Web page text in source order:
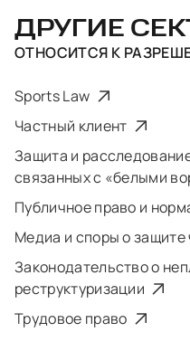
ДРУГИЕ
ОТНОСИТСЯ К
Sports Law
Частный клиент
Защита и
связанных с «белыми
Публичное право и
Медиа и споры о защите
Законодательство о
реструктуризации
Трудовое право